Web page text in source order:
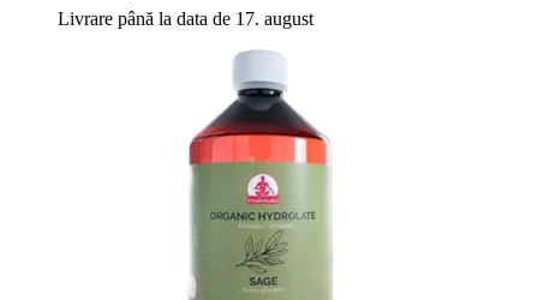
Livrare până la data de 17. august